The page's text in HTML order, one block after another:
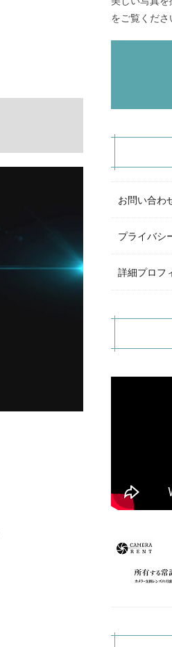
をご覧くださ
お問い合わ
プライバシ
詳細プロフ